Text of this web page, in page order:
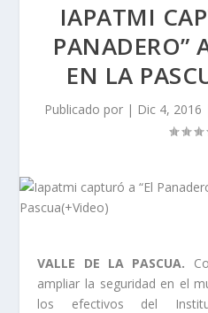
IAPATMI
PANADERO”
EN LA
Publicado por | Dic 4, 2016
VALLE DE LA PASCUA.
ampliar la seguridad en el
los efectivos del